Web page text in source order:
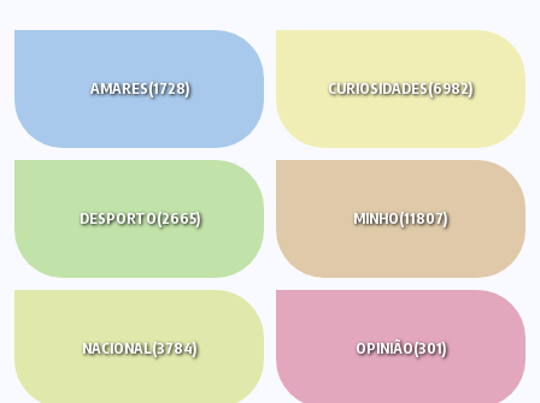
AMARES(1728) CURIOSIDADES(6982)
DESPORTO(2665) MINHO(11807)
NACIONAL(3784) OPINIÃO(301)